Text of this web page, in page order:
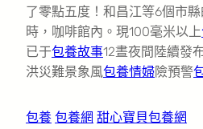
了零點五度！和昌江等6個市
時，咖啡館內。現100毫米以上
已于包養故事12晝夜間陸續發
洪災難景象風包養情婦險預警
包養 包養網 甜心寶貝包養網